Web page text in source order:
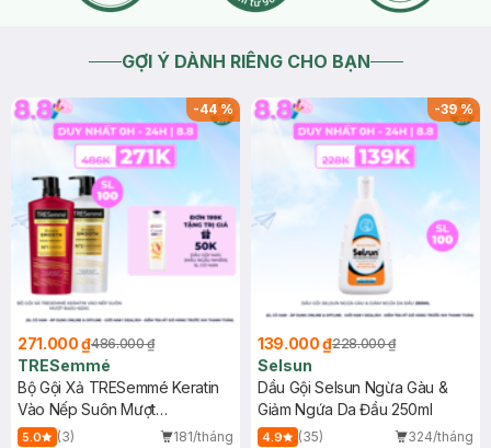
GỢI Ý DÀNH RIÊNG CHO BẠN
-44%
271.000 ₫486.000 ₫
TRESemmé
Bộ Gội Xả TRESemmé Keratin
Vào Nếp Suôn Mượt
640g+620g
5.0 (3)
181/tháng
-39%
139.000 ₫228.000 ₫
Selsun
Dầu Gội Selsun Ngừa Gàu &
Giảm Ngứa Da Đầu 250ml
4.9 (35)
324/tháng